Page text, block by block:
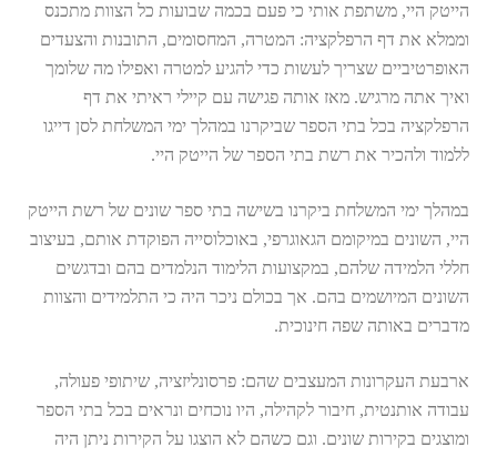
הייטק היי, משתפת אותי כי פעם בכמה שבועות כל הצוות מתכנס
וממלא את דף הרפלקציה: המטרה, המחסומים, התובנות והצעדים
האופרטיביים שצריך לעשות כדי להגיע למטרה ואפילו מה שלומך
ואיך אתה מרגיש. מאז אותה פגישה עם קיילי ראיתי את דף
הרפלקציה בכל בתי הספר שביקרנו במהלך ימי המשלחת לסן דייגו
ללמוד ולהכיר את רשת בתי הספר של הייטק היי.
במהלך ימי המשלחת ביקרנו בשישה בתי ספר שונים של רשת הייטק
היי, השונים במיקומם הגאוגרפי, באוכלוסייה הפוקדת אותם, בעיצוב
חללי הלמידה שלהם, במקצועות הלימוד הנלמדים בהם ובדגשים
השונים המיושמים בהם. אך בכולם ניכר היה כי התלמידים והצוות
מדברים באותה שפה חינוכית.
ארבעת העקרונות המעצבים שהם: פרסונליזציה, שיתופי פעולה,
עבודה אותנטית, חיבור לקהילה, היו נוכחים ונראים בכל בתי הספר
ומוצגים בקירות שונים. וגם כשהם לא הוצגו על הקירות ניתן היה